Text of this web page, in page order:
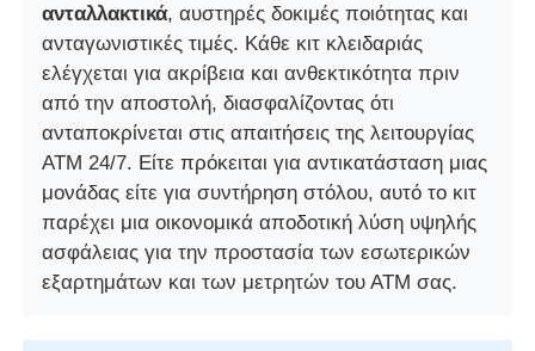
Εκτυπωτής καρτών
μηχάνημα POS
Ανταλλακτικά ATM
Μηχάνημα ΑΤΜ
ανταλλακτικά, αυστηρές δοκιμές ποιότητας και
ανταγωνιστικές τιμές. Κάθε κιτ κλειδαριάς
ελέγχεται για ακρίβεια και ανθεκτικότητα πριν
από την αποστολή, διασφαλίζοντας ότι
ανταποκρίνεται στις απαιτήσεις της λειτουργίας
ΑΤΜ 24/7. Είτε πρόκειται για αντικατάσταση μιας
μονάδας είτε για συντήρηση στόλου, αυτό το κιτ
παρέχει μια οικονομικά αποδοτική λύση υψηλής
ασφάλειας για την προστασία των εσωτερικών
εξαρτημάτων και των μετρητών του ΑΤΜ σας.